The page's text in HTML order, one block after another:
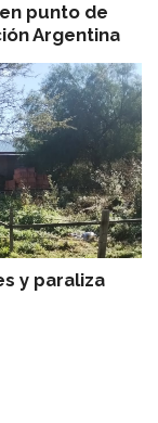
punto de
Argentina
y paraliza